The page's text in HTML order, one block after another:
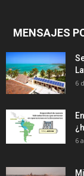
MENSAJES
6
6